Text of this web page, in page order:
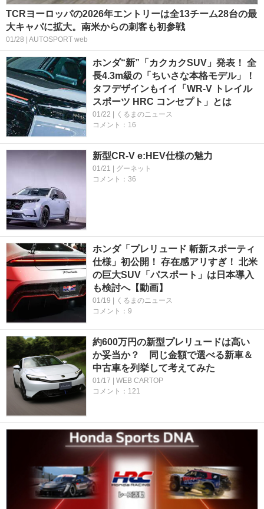
TCRヨーロッパの2026年エントリーは全13チーム28台の最
大キャパに拡大。南米からの刺客も初参戦
01/28 | AUTOSPORT web
ホンダ“新”「カクカクSUV」発表！ 全
長4.3m級の「ちいさな本格モデル」！
タフデザインもイイ「WR-V トレイル
スポーツ HRC コンセプト」とは
01/22 | くるまのニュース
コメント：16
新型CR-V e:HEV仕様の魅力
01/21 | グーネット
コメント：36
ホンダ「プレリュード 斬新スポーティ
仕様」初公開！ 存在感アリすぎ！ 北米
の巨大SUV「パスポート」は日本導入
も検討へ【動画】
01/19 | くるまのニュース
コメント：9
約600万円の新型プレリュードは高い
か妥当か？ 同じ金額で選べる新車＆
中古車を列挙して考えてみた
01/17 | WEB CARTOP
コメント：121